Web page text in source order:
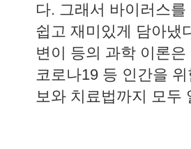
다. 그래서 바이러스
쉽고 재미있게 담아냈
변이 등의 과학 이론
코로나19 등 인간을
보와 치료법까지 모두